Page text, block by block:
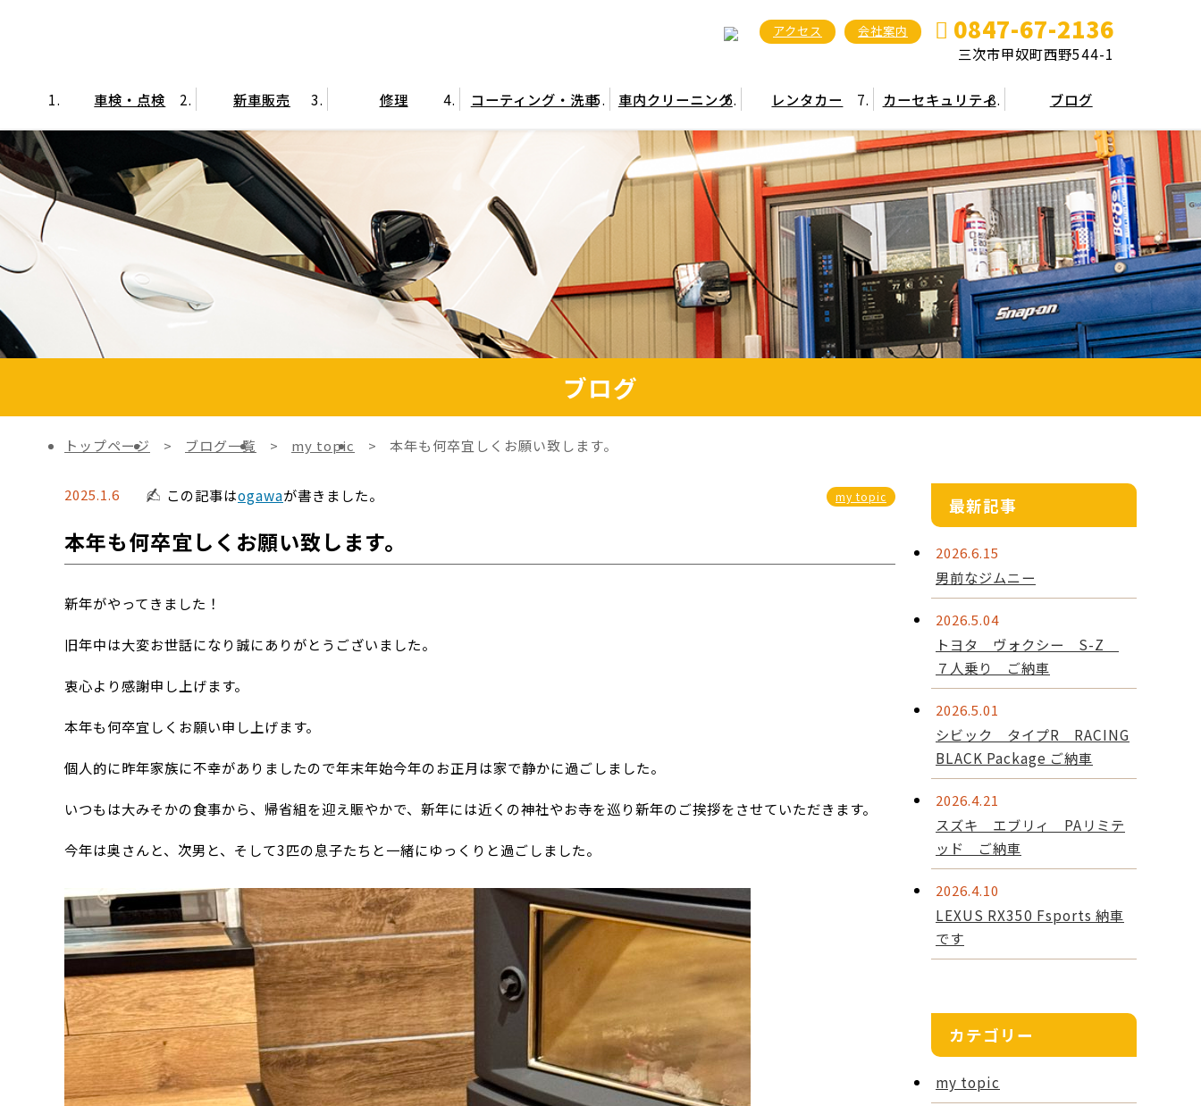
アクセス 会社案内 0847-67-2136
三次市甲奴町西野544-1
車検・点検 新車販売 修理 コーティング・洗車 車内クリーニング レンタカー カーセキュリティ ブログ
ブログ
トップページ ブログ一覧 my topic 本年も何卒宜しくお願い致します。
2025.1.6 この記事はogawaが書きました。 my topic
本年も何卒宜しくお願い致します。
新年がやってきました！
旧年中は大変お世話になり誠にありがとうございました。
衷心より感謝申し上げます。
本年も何卒宜しくお願い申し上げます。
個人的に昨年家族に不幸がありましたので年末年始今年のお正月は家で静かに過ごしました。
いつもは大みそかの食事から、帰省組を迎え賑やかで、新年には近くの神社やお寺を巡り新年のご挨拶をさせていただきます。
今年は奥さんと、次男と、そして3匹の息子たちと一緒にゆっくりと過ごしました。
最新記事
2026.6.15
男前なジムニー
2026.5.04
トヨタ ヴォクシー S-Z
７人乗り ご納車
2026.5.01
シビック タイプR RACING
BLACK Package ご納車
2026.4.21
スズキ エブリィ PAリミテ
ッド ご納車
2026.4.10
LEXUS RX350 Fsports 納車
です
カテゴリー
my topic